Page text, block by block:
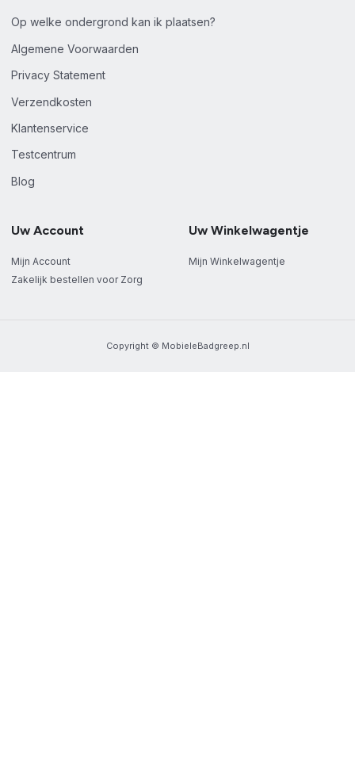
Op welke ondergrond kan ik plaatsen?
Algemene Voorwaarden
Privacy Statement
Verzendkosten
Klantenservice
Testcentrum
Blog
Uw Account
Mijn Account
Zakelijk bestellen voor Zorg
Uw Winkelwagentje
Mijn Winkelwagentje
Copyright © MobieleBadgreep.nl